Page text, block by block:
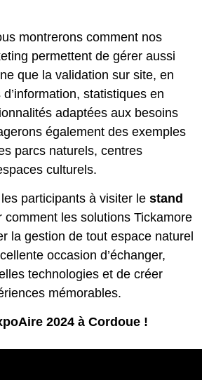
montrerons comment nos
permettent de gérer aussi
que la validation sur site, en
statistiques en
adaptées aux besoins
également des exemples
parcs naturels, centres
culturels.
participants à visiter le stand
comment les solutions Tickamore
la gestion de tout espace naturel
occasion d’échanger,
technologies et de créer
mémorables.
2024 à Cordoue !